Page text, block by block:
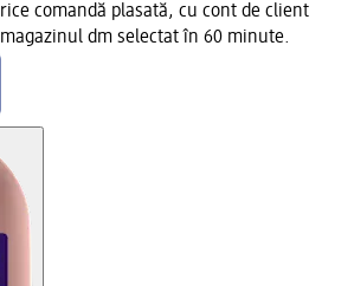
comandă plasată, cu cont de client
dm selectat în 60 minute.